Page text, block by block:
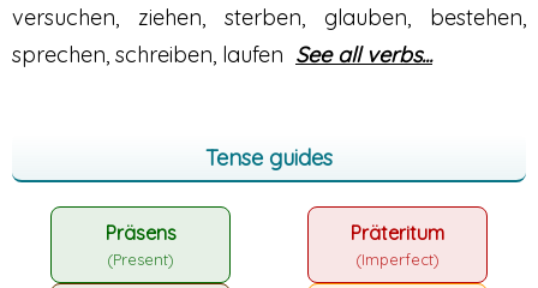
versuchen, ziehen, sterben, glauben, bestehen,
sprechen, schreiben, laufen See all verbs...
Tense guides
Präsens
(Present)
Präteritum
(Imperfect)